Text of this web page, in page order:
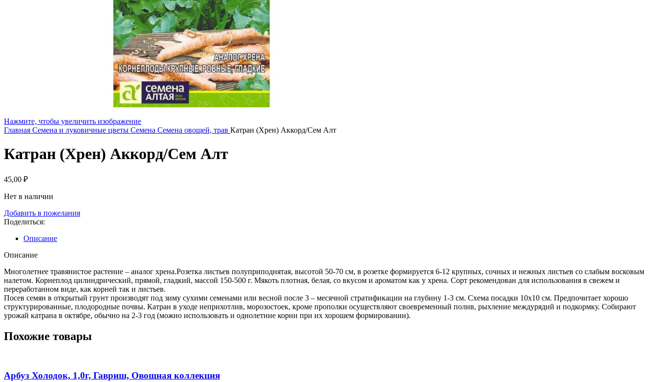
Нажмите, чтобы увеличить изображение
Главная Семена и луковичные цветы Семена Семена овощей, трав Катран (Хрен) Аккорд/Сем Алт
Катран (Хрен) Аккорд/Сем Алт
45,00 ₽
Нет в наличии
Добавить в пожелания
Поделиться:
Описание
Описание
Многолетнее травянистое растение – аналог хрена.Розетка листьев полуприподнятая, высотой 50-70 см, в розетке формируется 6-12 крупных, сочных и нежных листьев со слабым восковым
налетом. Корнеплод цилиндрический, прямой, гладкий, массой 150-500 г. Мякоть плотная, белая, со вкусом и ароматом как у хрена. Сорт рекомендован для использования в свежем и
переработанном виде, как корней так и листьев.
Посев семян в открытый грунт производят под зиму сухими семенами или весной после 3 – месячной стратификации на глубину 1-3 см. Схема посадки 10х10 см. Предпочитает хорошо
структурированные, плодородные почвы. Катран в уходе неприхотлив, морозостоек, кроме прополки осуществляют своевременный полив, рыхление междурядий и подкормку. Собирают
урожай катрана в октябре, обычно на 2-3 год (можно использовать и однолетние корни при их хорошем формировании).
Похожие товары
Арбуз Холодок, 1,0г, Гавриш, Овощная коллекция